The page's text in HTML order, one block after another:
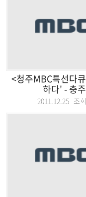
<청주MBC특선다
하다' - 충
2011.12.25 조회